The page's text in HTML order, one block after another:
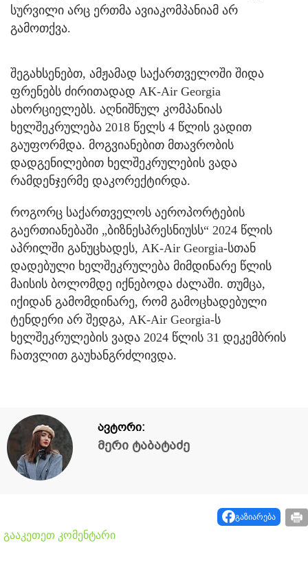
სურვილი არც ერთმა ავიაკომპანიამ არ
გამოთქვა.
შეგახსენებთ, ამჟამად საქართველოში შიდა
ფრენებს ძირითადად AK-Air Georgia
ახორციელებს. აღნიშნულ კომპანიას
ხელშეკრულება 2018 წელს 4 წლის ვადით
გაუფორმდა. მოგვიანებით მთავრობის
დადგენილებით ხელშეკრულების ვადა
რამდენჯერმე დაკორექტირდა.
როგორც საქართველოს აეროპორტების
გაერთიანებაში „ბიზნესპრესნიუსს“ 2024 წლის
აპრილში განუცხადეს, AK-Air Georgia-სთან
დადებული ხელშეკრულება მიმდინარე წლის
მაისის ბოლომდე იქნებოდა ძალაში. თუმცა,
იქიდან გამომდინარე, რომ გამოცხადებული
ტენდერი არ შედგა, AK-Air Georgia-ს
ხელშეკრულების ვადა 2024 წლის 31 დეკემბრის
ჩათვლით გაუხანგრძლივდა.
ავტორი:
მერი ტაბატაძე
გაზიარება
გააკეთეთ კომენტარი